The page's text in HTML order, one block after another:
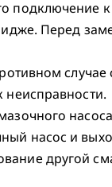
подключение
Перед
случае
неисправности.
насос и
другой